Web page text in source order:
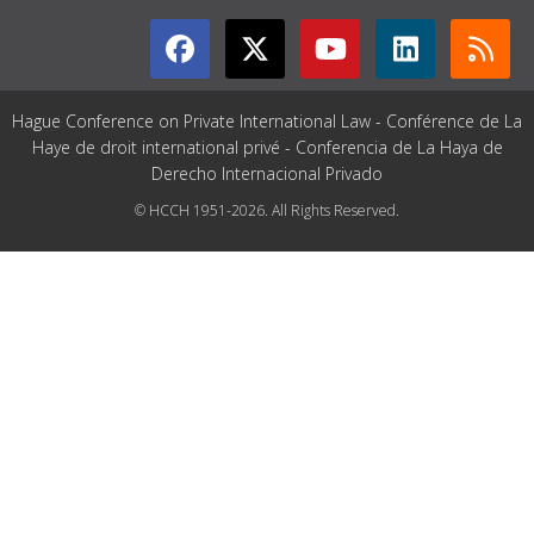
Hague Conference on Private International Law - Conférence de La
Haye de droit international privé - Conferencia de La Haya de
Derecho Internacional Privado
© HCCH 1951-2026. All Rights Reserved.